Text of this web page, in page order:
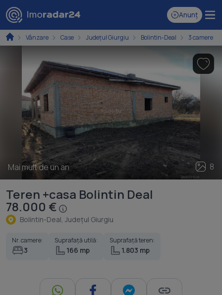
Anunț
Vânzare Case Județul Giurgiu Bolintin-Deal 3 camere
Mai mult de un an 8
Teren +casa Bolintin Deal
78.000 €
Bolintin-Deal, Judeţul Giurgiu
Nr. camere:
3
Suprafață utilă:
166 mp
Suprafață teren:
1.803 mp